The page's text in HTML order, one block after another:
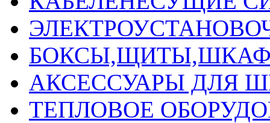
АКСЕССУАРЫ ДЛЯ
ТЕПЛОВОЕ